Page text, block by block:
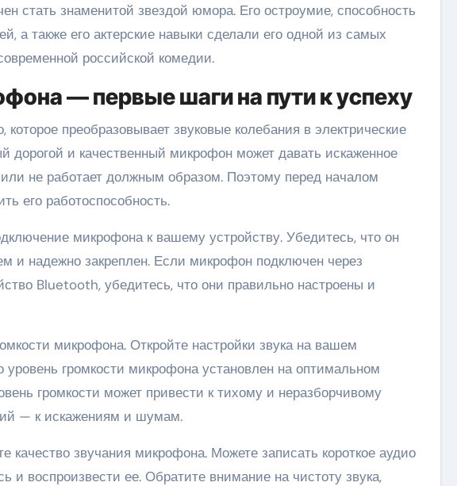
стать знаменитой звездой юмора. Его остроумие, способность
а также его актерские навыки сделали его одной из самых
российской комедии.
— первые шаги на пути к успеху
преобразовывает звуковые колебания в электрические
дорогой и качественный микрофон может давать искаженное
не работает должным образом. Поэтому перед началом
его работоспособность.
микрофона к вашему устройству. Убедитесь, что он
и надежно закреплен. Если микрофон подключен через
Bluetooth, убедитесь, что они правильно настроены и
микрофона. Откройте настройки звука на вашем
уровень громкости микрофона установлен на оптимальном
громкости может привести к тихому и неразборчивому
— к искажениям и шумам.
звучания микрофона. Можете записать короткое аудио
и воспроизвести ее. Обратите внимание на чистоту звука,